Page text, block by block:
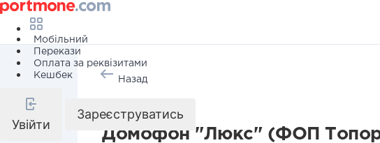
Мобільний
Перекази
Оплата за реквізитами
Кешбек
Увійти
Зареєструватись
Назад
Домофон "Люкс" (ФОП